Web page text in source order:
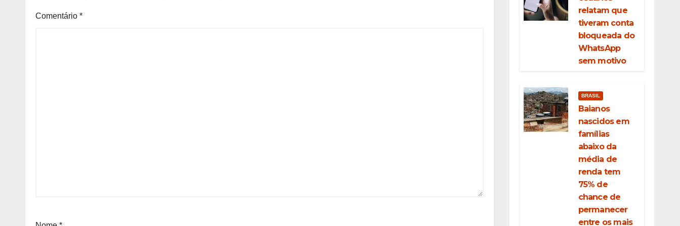
Comentário *
relatam que
tiveram conta
bloqueada do
WhatsApp
sem motivo
BRASIL
Baianos
nascidos em
famílias
abaixo da
média de
renda tem
75% de
chance de
permanecer
entre os mais